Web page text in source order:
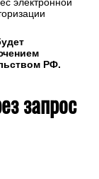
электронной
РФ.
запрос